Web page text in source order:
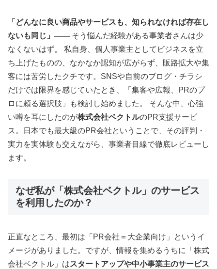
「どんなに良い商品やサービスも、知られなければ存在し
ないも同じ」―― そう悩んだ経験がある事業者さんは少
なくないはず。 私自身、個人事業主としてビジネスを立
ち上げたものの、なかなか認知が広がらず、販路拡大や集
客には苦労したクチです。SNSや自前のブログ・チラシ
だけでは限界を感じていたとき、「集客や広報、PRのプ
ロに頼る選択肢」も検討し始めました。 そんな中、心強
い噂を耳にしたのが株式会社ベクトルのPR支援サービ
ス。日本でも最大級のPR会社ということで、その評判・
実力を実体験も交えながら、事業者目線で徹底レビューし
ます。
なぜ私が「株式会社ベクトル」のサービス
を利用したのか？
正直なところ、最初は「PR会社＝大企業向け」というイ
メージがありました。ですが、情報を集めるうちに「株式
会社ベクトル」はスタートアップや中小事業主のサービス